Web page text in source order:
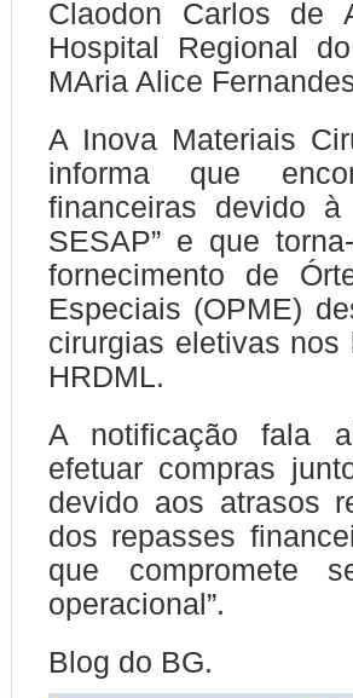
Claodon Carlos de
Hospital Regional
MAria Alice
A Inova Materiais
informa que
financeiras devido
SESAP” e que
fornecimento de
Especiais (OPME)
cirurgias eletivas nos
HRDML.
A notificação fala
efetuar compras
devido aos atrasos
dos repasses
que compromete
operacional”.
Blog do BG.